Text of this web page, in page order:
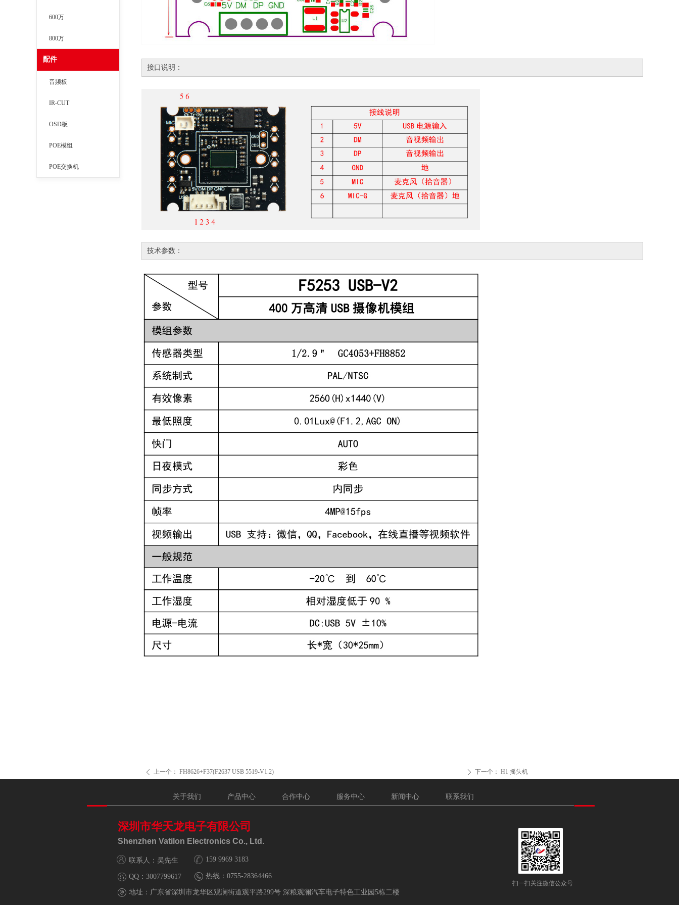
ꄴ 上一个： FH8626+F37(F2637 USB 5519-V1.2) ꄲ 下一个： H1 摇头机
接口说明：
技术参数：
600万
800万
配件
音频板
IR-CUT
OSD板
POE模组
POE交换机
QQ： 3007799617
地址： 广东省深圳市龙华区观澜街道观平路299号 深粮观澜汽车电子特色工业园5栋二楼
关于我们 产品中心 合作中心 服务中心 新闻中心 联系我们
联系人：吴先生
扫一扫关注微信公众号
热线： 0755-28364466
159 9969 3183
深圳市华天龙电子有限公司
Shenzhen Vatilon Electronics Co., Ltd.